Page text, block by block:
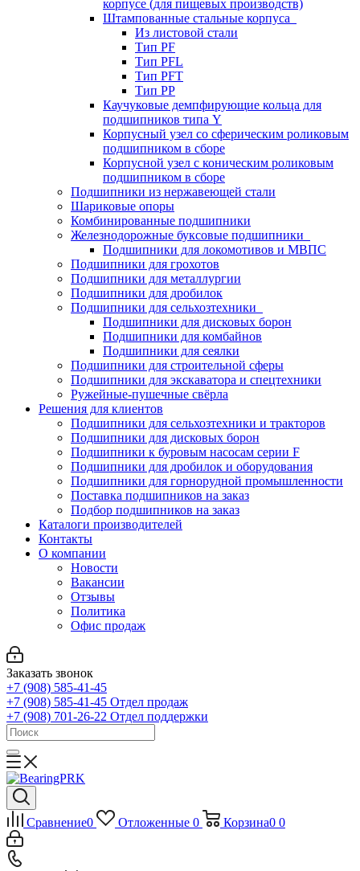
корпусе (для пищевых производств)
Штампованные стальные корпуса
Из листовой стали
Тип PF
Тип PFL
Тип PFT
Тип PP
Каучуковые демпфирующие кольца для
подшипников типа Y
Корпусный узел со сферическим роликовым
подшипником в сборе
Корпусной узел с коническим роликовым
подшипником в сборе
Подшипники из нержавеющей стали
Шариковые опоры
Комбинированные подшипники
Железнодорожные буксовые подшипники
Подшипники для локомотивов и МВПС
Подшипники для грохотов
Подшипники для металлургии
Подшипники для дробилок
Подшипники для сельхозтехники
Подшипники для дисковых борон
Подшипники для комбайнов
Подшипники для сеялки
Подшипники для строительной сферы
Подшипники для экскаватора и спецтехники
Ружейные-пушечные свёрла
Решения для клиентов
Подшипники для сельхозтехники и тракторов
Подшипники для дисковых борон
Подшипники к буровым насосам серии F
Подшипники для дробилок и оборудования
Подшипники для горнорудной промышленности
Поставка подшипников на заказ
Подбор подшипников на заказ
Каталоги производителей
Контакты
О компании
Новости
Вакансии
Отзывы
Политика
Офис продаж
Заказать звонок
+7 (908) 585-41-45
+7 (908) 585-41-45 Отдел продаж
+7 (908) 701-26-22 Отдел поддержки
Сравнение0 Отложенные 0 Корзина0 0